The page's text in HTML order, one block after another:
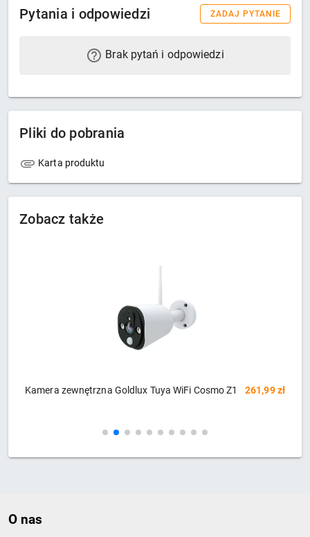
Pytania i odpowiedzi ZADAJ PYTANIE
Brak pytań i odpowiedzi
Pliki do pobrania
Karta produktu
Zobacz także
Kamera wewnętrzna Goldlux Tuya WiFi Cosmo
194,35 zł
O nas